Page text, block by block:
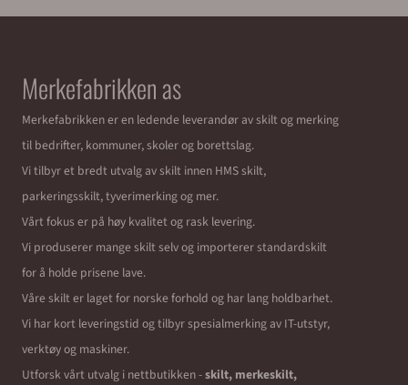
Merkefabrikken as
Merkefabrikken er en ledende leverandør av skilt og merking
til bedrifter, kommuner, skoler og borettslag.
Vi tilbyr et bredt utvalg av skilt innen HMS skilt,
parkeringsskilt, tyverimerking og mer.
Vårt fokus er på høy kvalitet og rask levering.
Vi produserer mange skilt selv og importerer standardskilt
for å holde prisene lave.
Våre skilt er laget for norske forhold og har lang holdbarhet.
Vi har kort leveringstid og tilbyr spesialmerking av IT-utstyr,
verktøy og maskiner.
Utforsk vårt utvalg i nettbutikken -skilt, merkeskilt,